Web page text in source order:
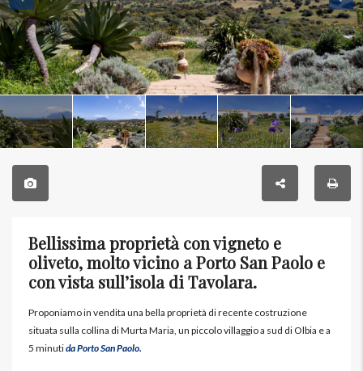
Bellissima proprietà con vigneto e
oliveto, molto vicino a Porto San Paolo e
con vista sull’isola di Tavolara.
Proponiamo in vendita una bella proprietà di recente costruzione
situata sulla collina di Murta Maria, un piccolo villaggio a sud di Olbia e a
5 minutida Porto San Paolo.